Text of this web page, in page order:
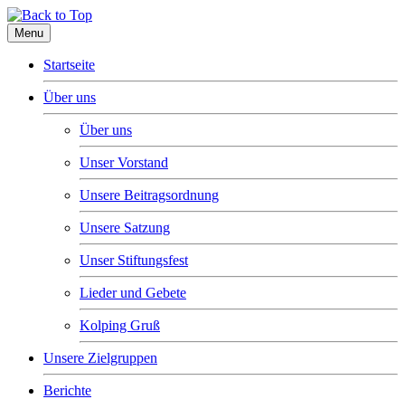
Menu
Startseite
Über uns
Über uns
Unser Vorstand
Unsere Beitragsordnung
Unsere Satzung
Unser Stiftungsfest
Lieder und Gebete
Kolping Gruß
Unsere Zielgruppen
Berichte